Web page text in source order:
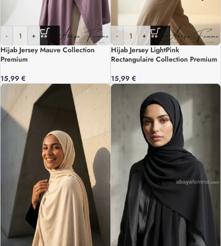
-
+
Hijab Jersey Mauve Collection
Premium
15,99 €
-
+
Hijab Jersey LightPink
Rectangulaire Collection Premium
15,99 €